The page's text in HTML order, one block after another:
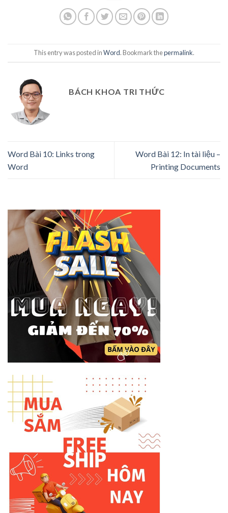
This entry was posted inWord. Bookmark thepermalink.
BÁCH KHOA TRI THỨC
Word Bài 10: Links trong
Word
Word Bài 12: In tài liệu –
Printing Documents